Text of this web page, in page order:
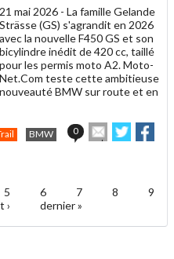
21 mai 2026 - La famille Gelande
Strässe (GS) s'agrandit en 2026
avec la nouvelle F450 GS et son
bicylindre inédit de 420 cc, taillé
pour les permis moto A2. Moto-
Net.Com teste cette ambitieuse
nouveauté BMW sur route et en
BMW 0
Envoyer
cet
Partager
sur sur
5 6 7 8
9
› dernier »